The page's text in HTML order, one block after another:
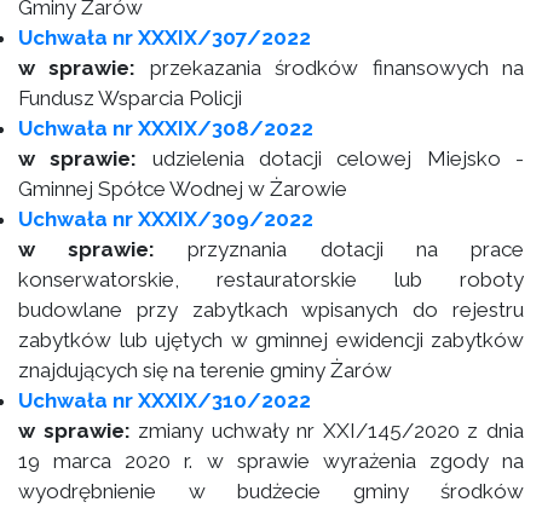
Gminy Żarów
Uchwała nr XXXIX/307/2022
w sprawie: przekazania środków finansowych na
Fundusz Wsparcia Policji
Uchwała nr XXXIX/308/2022
w sprawie: udzielenia dotacji celowej Miejsko -
Gminnej Spółce Wodnej w Żarowie
Uchwała nr XXXIX/309/2022
w sprawie:przyznania dotacji na prace
konserwatorskie, restauratorskie lub roboty
budowlane przy zabytkach wpisanych do rejestru
zabytków lub ujętych w gminnej ewidencji zabytków
znajdujących się na terenie gminy Żarów
Uchwała nr XXXIX/310/2022
w sprawie: zmiany uchwały nr XXI/145/2020 z dnia
19 marca 2020 r. w sprawie wyrażenia zgody na
wyodrębnienie w budżecie gminy środków